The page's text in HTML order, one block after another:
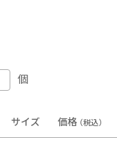
個
サイズ 価格（税込）